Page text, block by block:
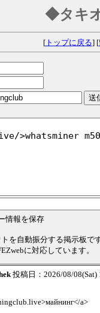
◆タキ
[トップに戻る] [
情報を保存
を自動振分する掲示板で
に対応しています。
投稿日：2026/08/
a>